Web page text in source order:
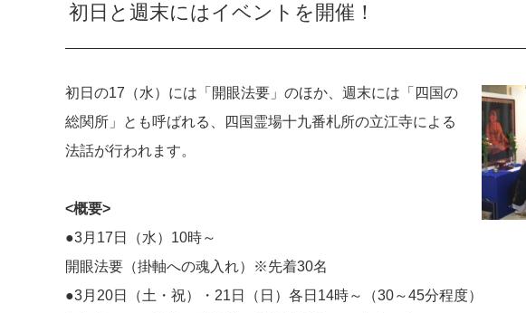
初日と週末にはイベントを開催！
初日の17（水）には「開眼法要」のほか、週末には「四国の
総関所」とも呼ばれる、四国霊場十九番札所の立江寺による
法話が行われます。
<概要>
●3月17日（水）10時～
開眼法要（掛軸への魂入れ）※先着30名
●3月20日（土・祝）・21日（日）各日14時～（30～45分程度）